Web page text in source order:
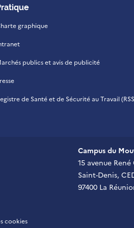
graphique
publics et avis de publicité
de Santé et de Sécurité au Travail
Campus du
15 avenue
Saint-Denis,
97400 La
cookies